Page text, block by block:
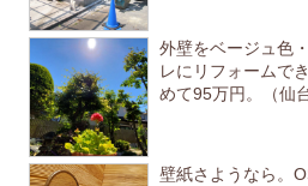
外壁をベージュ色
レにリフォームで
めて95万円。（仙
壁紙さようなら。